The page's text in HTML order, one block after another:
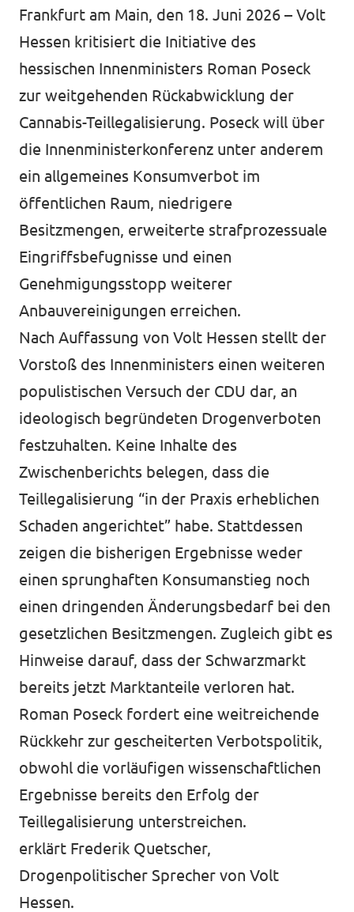
Transparenz
Datenschutz
Impressum
Kontakt
Frankfurt am Main, den 18. Juni 2026 – Volt
Hessen kritisiert die Initiative des
hessischen Innenministers Roman Poseck
zur weitgehenden Rückabwicklung der
Cannabis-Teillegalisierung. Poseck will über
die Innenministerkonferenz unter anderem
ein allgemeines Konsumverbot im
öffentlichen Raum, niedrigere
Besitzmengen, erweiterte strafprozessuale
Eingriffsbefugnisse und einen
Genehmigungsstopp weiterer
Anbauvereinigungen erreichen.
Nach Auffassung von Volt Hessen stellt der
Vorstoß des Innenministers einen weiteren
populistischen Versuch der CDU dar, an
ideologisch begründeten Drogenverboten
festzuhalten. Keine Inhalte des
Zwischenberichts belegen, dass die
Teillegalisierung “in der Praxis erheblichen
Schaden angerichtet” habe. Stattdessen
zeigen die bisherigen Ergebnisse weder
einen sprunghaften Konsumanstieg noch
einen dringenden Änderungsbedarf bei den
gesetzlichen Besitzmengen. Zugleich gibt es
Hinweise darauf, dass der Schwarzmarkt
bereits jetzt Marktanteile verloren hat.
Roman Poseck fordert eine weitreichende
Rückkehr zur gescheiterten Verbotspolitik,
obwohl die vorläufigen wissenschaftlichen
Ergebnisse bereits den Erfolg der
Teillegalisierung unterstreichen.
erklärt Frederik Quetscher,
Drogenpolitischer Sprecher von Volt
Hessen.